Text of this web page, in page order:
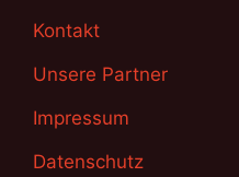
Kontakt
Unsere Partner
Impressum
Datenschutz